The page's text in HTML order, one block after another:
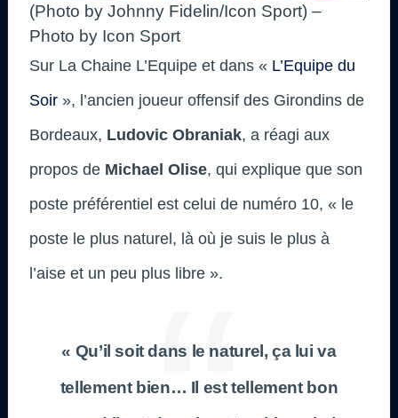
(Photo by Johnny Fidelin/Icon Sport) –
Photo by Icon Sport
Sur La Chaine L’Equipe et dans « L’Equipe du
Soir », l’ancien joueur offensif des Girondins de
Bordeaux, Ludovic Obraniak, a réagi aux
propos de Michael Olise, qui explique que son
poste préférentiel est celui de numéro 10, « le
poste le plus naturel, là où je suis le plus à
l’aise et un peu plus libre ».
« Qu’il soit dans le naturel, ça lui va
tellement bien… Il est tellement bon